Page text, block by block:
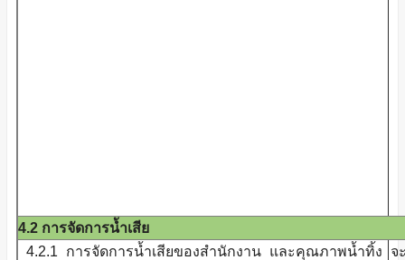
4.2 การจัดการน้ำเสีย
4.2.1 การจัดการน้ำเสียของสำนักงาน และคุณภาพน้ำทิ้ง จ